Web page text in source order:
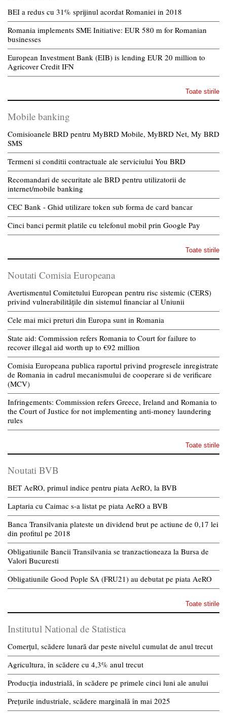
BEI a redus cu 31% sprijinul acordat Romaniei in 2018
Romania implements SME Initiative: EUR 580 m for Romanian
businesses
European Investment Bank (EIB) is lending EUR 20 million to
Agricover Credit IFN
Toate stirile
Mobile banking
Comisioanele BRD pentru MyBRD Mobile, MyBRD Net, My BRD
SMS
Termeni si conditii contractuale ale serviciului You BRD
Recomandari de securitate ale BRD pentru utilizatorii de
internet/mobile banking
CEC Bank - Ghid utilizare token sub forma de card bancar
Cinci banci permit platile cu telefonul mobil prin Google Pay
Toate stirile
Noutati Comisia Europeana
Avertismentul Comitetului European pentru risc sistemic (CERS)
privind vulnerabilitățile din sistemul financiar al Uniunii
Cele mai mici preturi din Europa sunt in Romania
State aid: Commission refers Romania to Court for failure to
recover illegal aid worth up to €92 million
Comisia Europeana publica raportul privind progresele inregistrate
de Romania in cadrul mecanismului de cooperare si de verificare
(MCV)
Infringements: Commission refers Greece, Ireland and Romania to
the Court of Justice for not implementing anti-money laundering
rules
Toate stirile
Noutati BVB
BET AeRO, primul indice pentru piata AeRO, la BVB
Laptaria cu Caimac s-a listat pe piata AeRO a BVB
Banca Transilvania plateste un dividend brut pe actiune de 0,17 lei
din profitul pe 2018
Obligatiunile Bancii Transilvania se tranzactioneaza la Bursa de
Valori Bucuresti
Obligatiunile Good Pople SA (FRU21) au debutat pe piata AeRO
Toate stirile
Institutul National de Statistica
Comerțul, scădere lunară dar peste nivelul cumulat de anul trecut
Agricultura, în scădere cu 4,3% anul trecut
Producția industrială, în scădere pe primele cinci luni ale anului
Prețurile industriale, scădere marginală în mai 2025